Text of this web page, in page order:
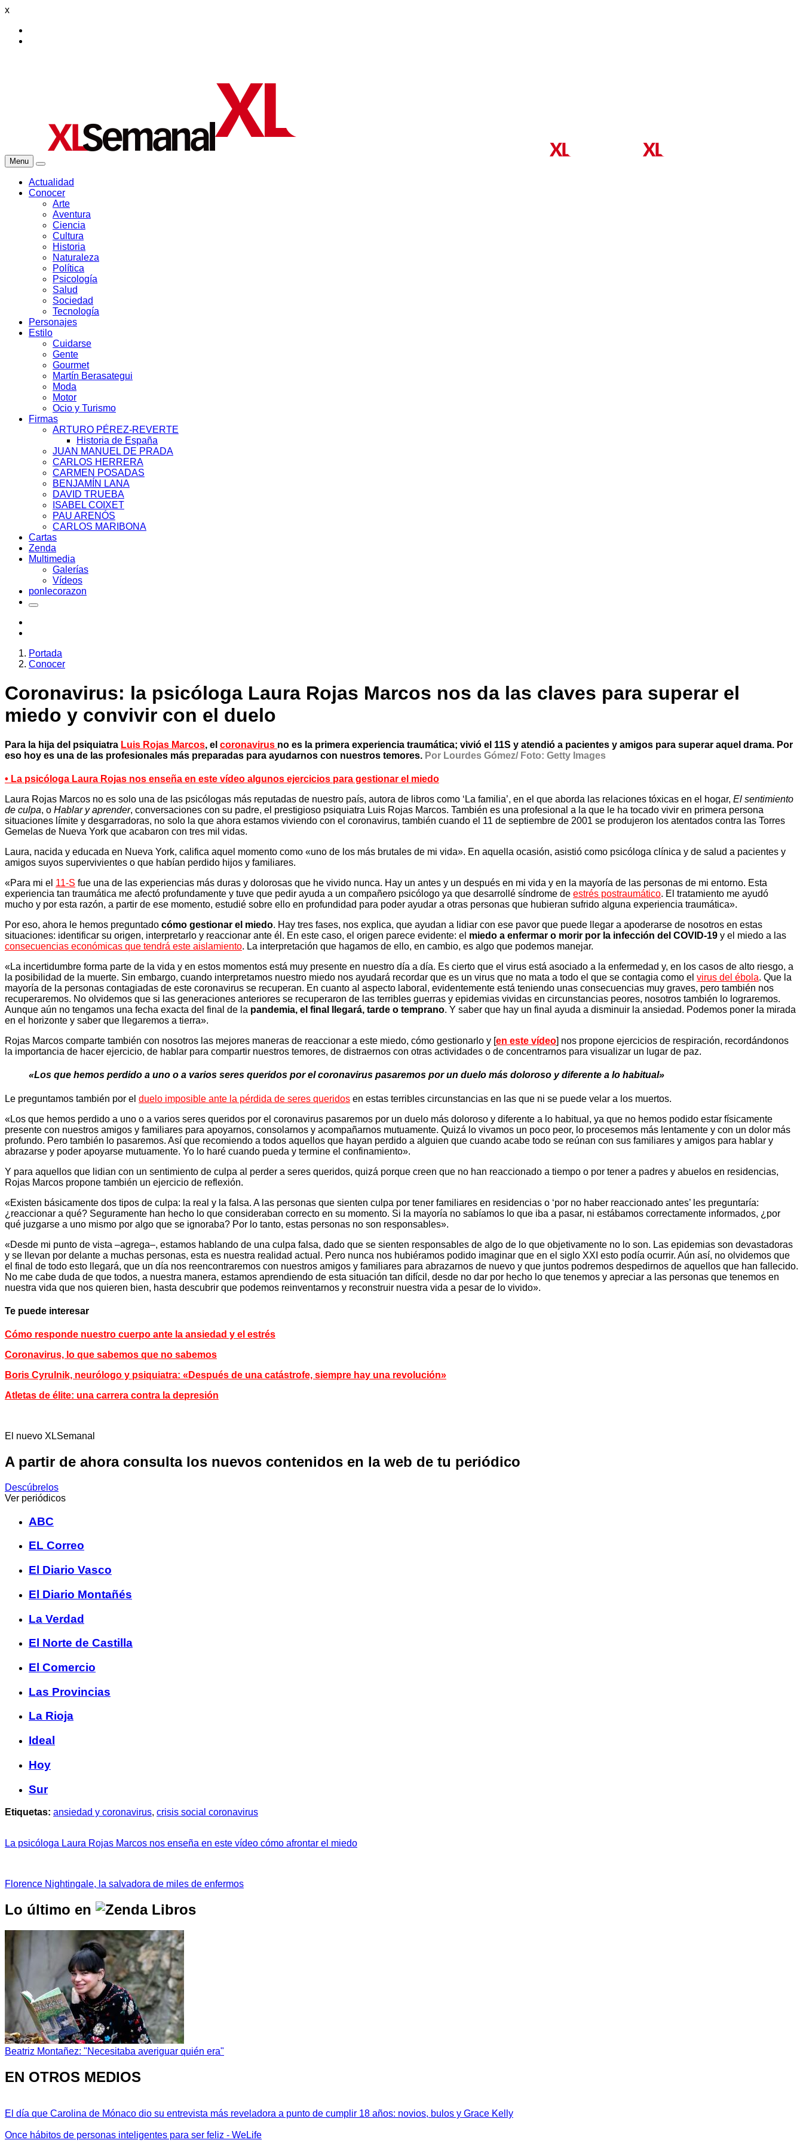
x
Menu
Actualidad
Conocer
Arte
Aventura
Ciencia
Cultura
Historia
Naturaleza
Política
Psicología
Salud
Sociedad
Tecnología
Personajes
Estilo
Cuidarse
Gente
Gourmet
Martín Berasategui
Moda
Motor
Ocio y Turismo
Firmas
ARTURO PÉREZ-REVERTE
Historia de España
JUAN MANUEL DE PRADA
CARLOS HERRERA
CARMEN POSADAS
BENJAMÍN LANA
DAVID TRUEBA
ISABEL COIXET
PAU ARENÓS
CARLOS MARIBONA
Cartas
Zenda
Multimedia
Galerías
Vídeos
ponlecorazon
Portada
Conocer
Coronavirus: la psicóloga Laura Rojas Marcos nos da las claves para superar el
miedo y convivir con el duelo
Para la hija del psiquiatra Luis Rojas Marcos, el coronavirus no es la primera experiencia traumática; vivió el 11S y atendió a pacientes y amigos para superar aquel drama. Por
eso hoy es una de las profesionales más preparadas para ayudarnos con nuestros temores. Por Lourdes Gómez/ Foto: Getty Images
• La psicóloga Laura Rojas nos enseña en este vídeo algunos ejercicios para gestionar el miedo
Laura Rojas Marcos no es solo una de las psicólogas más reputadas de nuestro país, autora de libros como ‘La familia’, en el que aborda las relaciones tóxicas en el hogar, El sentimiento
de culpa, o Hablar y aprender, conversaciones con su padre, el prestigioso psiquiatra Luis Rojas Marcos. También es una profesional a la que le ha tocado vivir en primera persona
situaciones límite y desgarradoras, no solo la que ahora estamos viviendo con el coronavirus, también cuando el 11 de septiembre de 2001 se produjeron los atentados contra las Torres
Gemelas de Nueva York que acabaron con tres mil vidas.
Laura, nacida y educada en Nueva York, califica aquel momento como «uno de los más brutales de mi vida». En aquella ocasión, asistió como psicóloga clínica y de salud a pacientes y
amigos suyos supervivientes o que habían perdido hijos y familiares.
«Para mi el 11-S fue una de las experiencias más duras y dolorosas que he vivido nunca. Hay un antes y un después en mi vida y en la mayoría de las personas de mi entorno. Esta
experiencia tan traumática me afectó profundamente y tuve que pedir ayuda a un compañero psicólogo ya que desarrollé síndrome de estrés postraumático. El tratamiento me ayudó
mucho y por esta razón, a partir de ese momento, estudié sobre ello en profundidad para poder ayudar a otras personas que hubieran sufrido alguna experiencia traumática».
Por eso, ahora le hemos preguntado cómo gestionar el miedo. Hay tres fases, nos explica, que ayudan a lidiar con ese pavor que puede llegar a apoderarse de nosotros en estas
situaciones: identificar su origen, interpretarlo y reaccionar ante él. En este caso, el origen parece evidente: el miedo a enfermar o morir por la infección del COVID-19 y el miedo a las
consecuencias económicas que tendrá este aislamiento. La interpretación que hagamos de ello, en cambio, es algo que podemos manejar.
«La incertidumbre forma parte de la vida y en estos momentos está muy presente en nuestro día a día. Es cierto que el virus está asociado a la enfermedad y, en los casos de alto riesgo, a
la posibilidad de la muerte. Sin embargo, cuando interpretamos nuestro miedo nos ayudará recordar que es un virus que no mata a todo el que se contagia como el virus del ébola. Que la
mayoría de la personas contagiadas de este coronavirus se recuperan. En cuanto al aspecto laboral, evidentemente está teniendo unas consecuencias muy graves, pero también nos
recuperaremos. No olvidemos que si las generaciones anteriores se recuperaron de las terribles guerras y epidemias vividas en circunstancias peores, nosotros también lo lograremos.
Aunque aún no tengamos una fecha exacta del final de la pandemia, el final llegará, tarde o temprano. Y saber que hay un final ayuda a disminuir la ansiedad. Podemos poner la mirada
en el horizonte y saber que llegaremos a tierra».
Rojas Marcos comparte también con nosotros las mejores maneras de reaccionar a este miedo, cómo gestionarlo y [en este vídeo] nos propone ejercicios de respiración, recordándonos
la importancia de hacer ejercicio, de hablar para compartir nuestros temores, de distraernos con otras actividades o de concentrarnos para visualizar un lugar de paz.
«Los que hemos perdido a uno o a varios seres queridos por el coronavirus pasaremos por un duelo más doloroso y diferente a lo habitual»
Le preguntamos también por el duelo imposible ante la pérdida de seres queridos en estas terribles circunstancias en las que ni se puede velar a los muertos.
«Los que hemos perdido a uno o a varios seres queridos por el coronavirus pasaremos por un duelo más doloroso y diferente a lo habitual, ya que no hemos podido estar físicamente
presente con nuestros amigos y familiares para apoyarnos, consolarnos y acompañarnos mutuamente. Quizá lo vivamos un poco peor, lo procesemos más lentamente y con un dolor más
profundo. Pero también lo pasaremos. Así que recomiendo a todos aquellos que hayan perdido a alguien que cuando acabe todo se reúnan con sus familiares y amigos para hablar y
abrazarse y poder apoyarse mutuamente. Yo lo haré cuando pueda y termine el confinamiento».
Y para aquellos que lidian con un sentimiento de culpa al perder a seres queridos, quizá porque creen que no han reaccionado a tiempo o por tener a padres y abuelos en residencias,
Rojas Marcos propone también un ejercicio de reflexión.
«Existen básicamente dos tipos de culpa: la real y la falsa. A las personas que sienten culpa por tener familiares en residencias o ‘por no haber reaccionado antes’ les preguntaría:
¿reaccionar a qué? Seguramente han hecho lo que consideraban correcto en su momento. Si la mayoría no sabíamos lo que iba a pasar, ni estábamos correctamente informados, ¿por
qué juzgarse a uno mismo por algo que se ignoraba? Por lo tanto, estas personas no son responsables».
«Desde mi punto de vista –agrega–, estamos hablando de una culpa falsa, dado que se sienten responsables de algo de lo que objetivamente no lo son. Las epidemias son devastadoras
y se llevan por delante a muchas personas, esta es nuestra realidad actual. Pero nunca nos hubiéramos podido imaginar que en el siglo XXI esto podía ocurrir. Aún así, no olvidemos que
el final de todo esto llegará, que un día nos reencontraremos con nuestros amigos y familiares para abrazarnos de nuevo y que juntos podremos despedirnos de aquellos que han fallecido.
No me cabe duda de que todos, a nuestra manera, estamos aprendiendo de esta situación tan difícil, desde no dar por hecho lo que tenemos y apreciar a las personas que tenemos en
nuestra vida que nos quieren bien, hasta descubrir que podemos reinventarnos y reconstruir nuestra vida a pesar de lo vivido».
Te puede interesar
Cómo responde nuestro cuerpo ante la ansiedad y el estrés
Coronavirus, lo que sabemos que no sabemos
Boris Cyrulnik, neurólogo y psiquiatra: «Después de una catástrofe, siempre hay una revolución»
Atletas de élite: una carrera contra la depresión
El nuevo XLSemanal
A partir de ahora consulta los nuevos contenidos en la web de tu periódico
Descúbrelos
Ver periódicos
ABC
EL Correo
El Diario Vasco
El Diario Montañés
La Verdad
El Norte de Castilla
El Comercio
Las Provincias
La Rioja
Ideal
Hoy
Sur
Etiquetas: ansiedad y coronavirus, crisis social coronavirus
La psicóloga Laura Rojas Marcos nos enseña en este vídeo cómo afrontar el miedo
Florence Nightingale, la salvadora de miles de enfermos
Lo último en
Beatriz Montañez: "Necesitaba averiguar quién era"
EN OTROS MEDIOS
El día que Carolina de Mónaco dio su entrevista más reveladora a punto de cumplir 18 años: novios, bulos y Grace Kelly
Once hábitos de personas inteligentes para ser feliz - WeLife